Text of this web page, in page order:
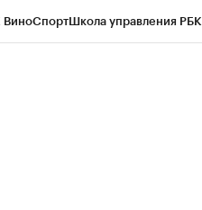
ВиноСпортШкола управления РБК